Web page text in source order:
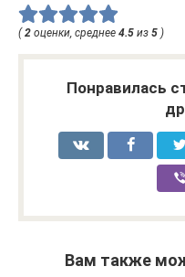
( 2 оценки, среднее 4.5 из 5 )
Понравилась
Вам также